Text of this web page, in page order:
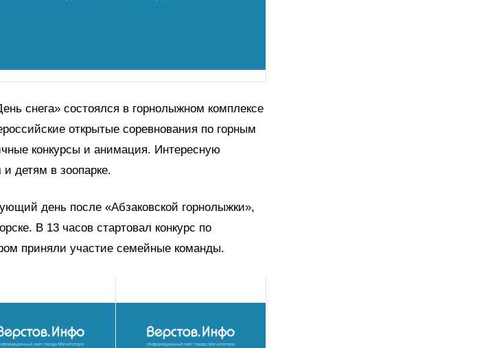
снега» состоялся в горнолыжном комплексе
открытые соревнования по горным
конкурсы и анимация. Интересную
детям в зоопарке.
день после «Абзаковской горнолыжки»,
В 13 часов стартовал конкурс по
приняли участие семейные команды.